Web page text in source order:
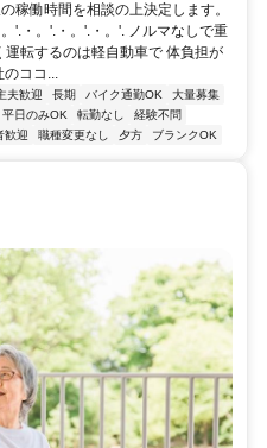
働時間を相談の上決定します。
'.・。'.・。'.・。'. ノルマなしで重
転するのは軽自動車で 体負担が
のココ...
夫歓迎 長期 バイク通勤OK
大量募集
平日のみOK 転勤なし
経験不問
歓迎 職種変更なし 夕方 ブランクOK